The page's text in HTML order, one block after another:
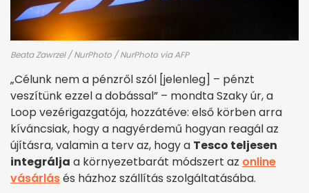
Beata Zawrzel / NurPhoto / NurPhoto via AFP
„Célunk nem a pénzről szól [jelenleg] – pénzt
veszítünk ezzel a dobással” – mondta Szaky úr, a
Loop vezérigazgatója, hozzátéve: első körben arra
kíváncsiak, hogy a nagyérdemű hogyan reagál az
újításra, valamin a terv az, hogy a Tesco teljesen
integrálja a környezetbarát módszert az online
vásárlásés házhoz szállítás szolgáltatásába.